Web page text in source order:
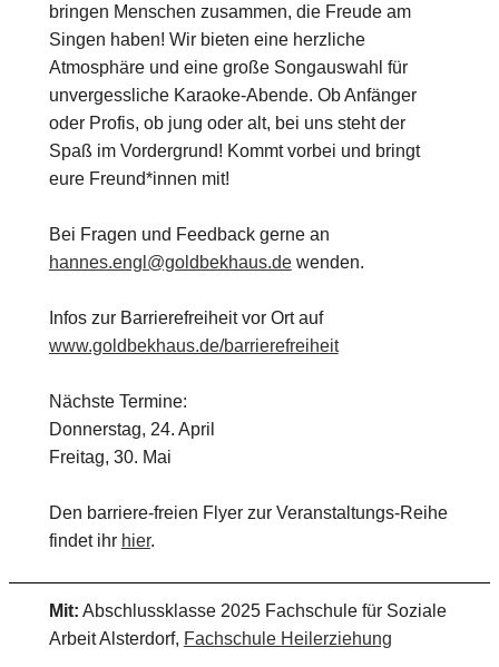
bringen Menschen zusammen, die Freude am
Singen haben! Wir bieten eine herzliche
Atmosphäre und eine große Songauswahl für
unvergessliche Karaoke-Abende. Ob Anfänger
oder Profis, ob jung oder alt, bei uns steht der
Spaß im Vordergrund! Kommt vorbei und bringt
eure Freund*innen mit!
Bei Fragen und Feedback gerne an
hannes.engl@goldbekhaus.dewenden.
Infos zur Barrierefreiheit vor Ort auf
www.goldbekhaus.de/barrierefreiheit
Nächste Termine:
Donnerstag, 24. April
Freitag, 30. Mai
Den barriere-freien Flyer zur Veranstaltungs-Reihe
findet ihr hier.
Mit: Abschlussklasse 2025 Fachschule für Soziale
Arbeit Alsterdorf, Fachschule Heilerziehung